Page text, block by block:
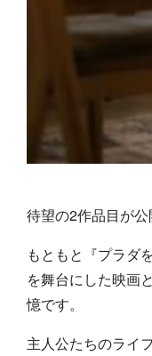
待望の2作品目が公
もともと『プラダ
を舞台にした映画
憶です。
主人公たちのライ